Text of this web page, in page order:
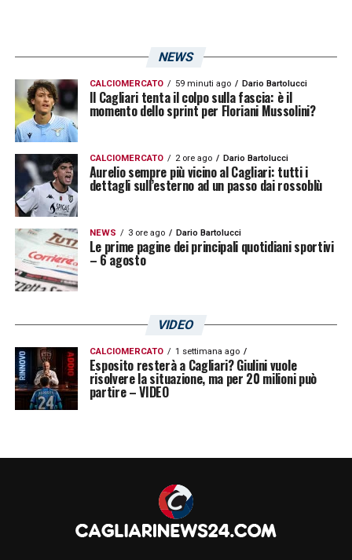
NEWS
CALCIOMERCATO 59 minuti ago Dario Bartolucci
Il Cagliari tenta il colpo sulla fascia: è il
momento dello sprint per Floriani Mussolini?
CALCIOMERCATO 2 ore ago Dario Bartolucci
Aurelio sempre più vicino al Cagliari: tutti i
dettagli sull’esterno ad un passo dai rossoblù
NEWS 3 ore ago Dario Bartolucci
Le prime pagine dei principali quotidiani sportivi
– 6 agosto
VIDEO
CALCIOMERCATO 1 settimana ago
Esposito resterà a Cagliari? Giulini vuole
risolvere la situazione, ma per 20 milioni può
partire – VIDEO